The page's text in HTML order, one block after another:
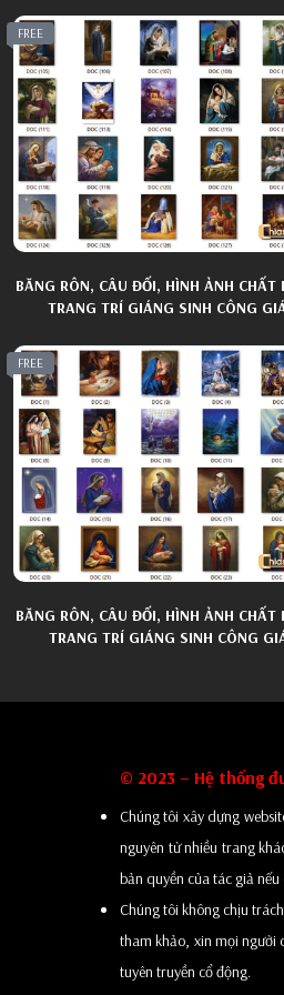
FREE
BĂNG RÔN, CÂU ĐỐI, HÌNH ẢNH CHẤT
TRANG TRÍ GIÁNG SINH CÔNG
FREE
BĂNG RÔN, CÂU ĐỐI, HÌNH ẢNH CHẤT
TRANG TRÍ GIÁNG SINH CÔNG
© 2023 – Hệ thống
Chúng tôi xây dựng
nguyên từ nhiều trang
bản quyền của tác giả
Chúng tôi không chịu
tham khảo, xin mọi người
tuyên truyền cổ động.